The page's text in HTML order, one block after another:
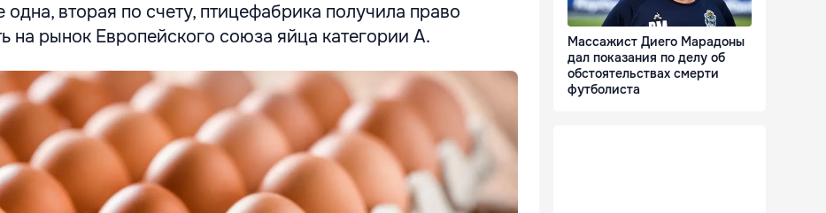
вторая по счету, птицефабрика получила право
на рынок Европейского союза яйца категории А.
Массажист Диего Марадоны
дал показания по делу об
обстоятельствах смерти
футболиста